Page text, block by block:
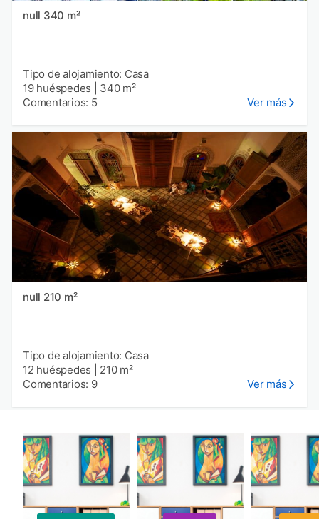
null 340 m²
Tipo de alojamiento: Casa
19 huéspedes
340 m²
Comentarios: 5
Ver más
null 210 m²
Tipo de alojamiento: Casa
12 huéspedes
210 m²
Comentarios: 9
Ver más